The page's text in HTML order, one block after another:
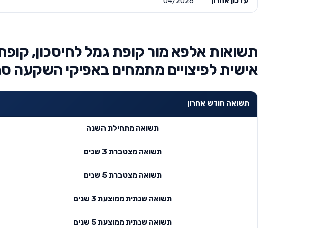
תשואות אלפא מור קופת גמל לחיסכון,
אישית לפיצויים מתמחים באפיקי השקעה
תשואה חודש אחרון
תשואה מתחילת השנה
תשואה מצטברת 3 שנים
תשואה מצטברת 5 שנים
תשואה שנתית ממוצעת 3 שנים
תשואה שנתית ממוצעת 5 שנים